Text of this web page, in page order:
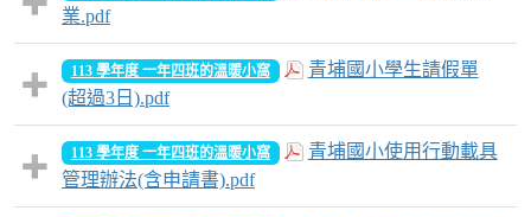
業.pdf
113 學年度 一年四班的溫暖小窩
青埔國小學生請假單
(超過3日).pdf
113 學年度 一年四班的溫暖小窩
青埔國小使用行動載具
管理辦法(含申請書).pdf